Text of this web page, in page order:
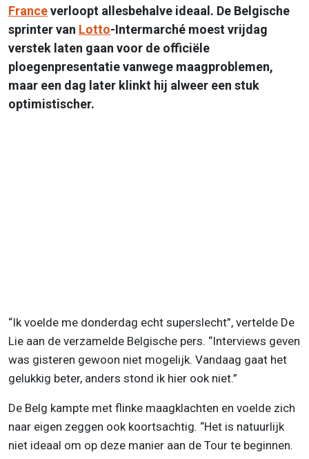
Franceverloopt allesbehalve ideaal. De Belgische
sprinter van Lotto-Intermarché moest vrijdag
verstek laten gaan voor de officiële
ploegenpresentatie vanwege maagproblemen,
maar een dag later klinkt hij alweer een stuk
optimistischer.
“Ik voelde me donderdag echt superslecht”, vertelde De
Lie aan de verzamelde Belgische pers. “Interviews geven
was gisteren gewoon niet mogelijk. Vandaag gaat het
gelukkig beter, anders stond ik hier ook niet.”
De Belg kampte met flinke maagklachten en voelde zich
naar eigen zeggen ook koortsachtig. “Het is natuurlijk
niet ideaal om op deze manier aan de Tour te beginnen.